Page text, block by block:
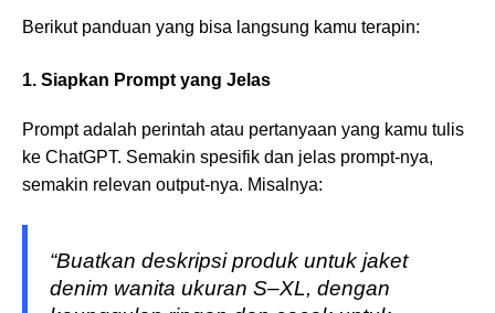
Berikut panduan yang bisa langsung kamu terapin:
1. Siapkan Prompt yang Jelas
Prompt adalah perintah atau pertanyaan yang kamu tulis
ke ChatGPT. Semakin spesifik dan jelas prompt-nya,
semakin relevan output-nya. Misalnya:
“Buatkan deskripsi produk untuk jaket
denim wanita ukuran S–XL, dengan